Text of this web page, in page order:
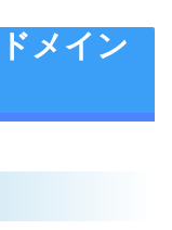
メイン